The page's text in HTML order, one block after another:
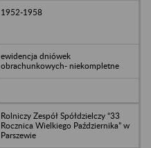
1952-1958
ewidencja dniówek
obrachunkowych- niekompletne
Rolniczy Zespół Spółdzielczy “33
Rocznica Wielkiego Października” w
Parszewie